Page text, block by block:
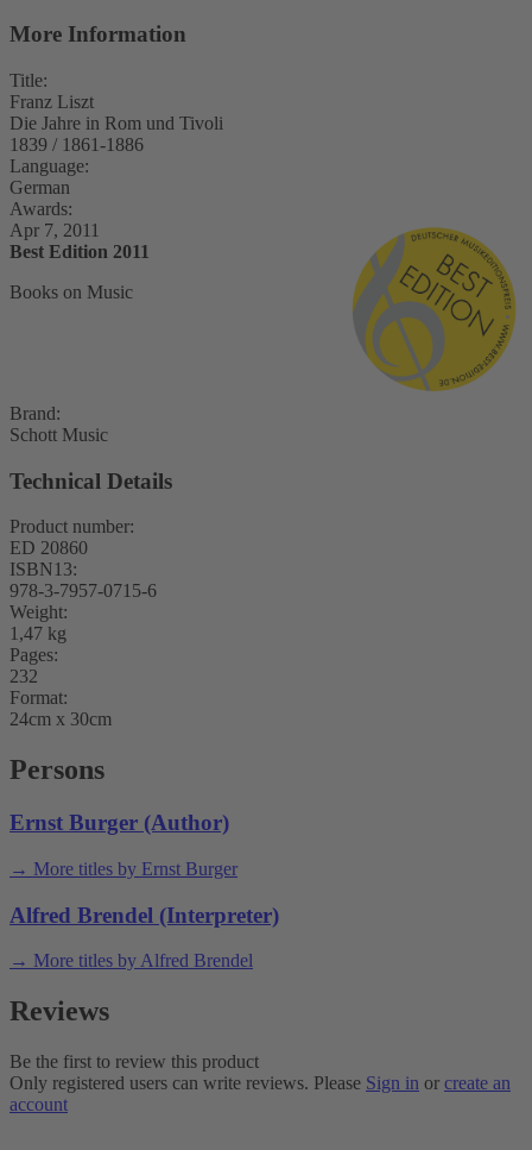
More Information
Title:
Franz Liszt
Die Jahre in Rom und Tivoli
1839 / 1861-1886
Language:
German
Awards:
Apr 7, 2011
Best Edition 2011
Books on Music
Brand:
Schott Music
Technical Details
Product number:
ED 20860
ISBN13:
978-3-7957-0715-6
Weight:
1,47 kg
Pages:
232
Format:
24cm x 30cm
Persons
Ernst Burger (Author)
→ More titles by Ernst Burger
Alfred Brendel (Interpreter)
→ More titles by Alfred Brendel
Reviews
Be the first to review this product
Only registered users can write reviews. Please Sign in or create an
account